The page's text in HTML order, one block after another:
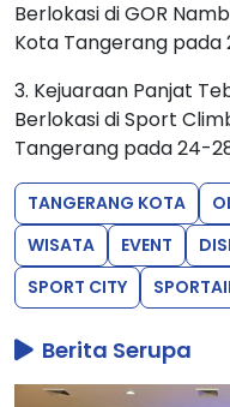
Berlokasi di GOR
Kota Tangerang pada
3. Kejuaraan Panjat
Berlokasi di Sport
Tangerang pada 24-
TANGERANG KOTA
WISATA
EVENT
SPORT CITY
Berita Serupa